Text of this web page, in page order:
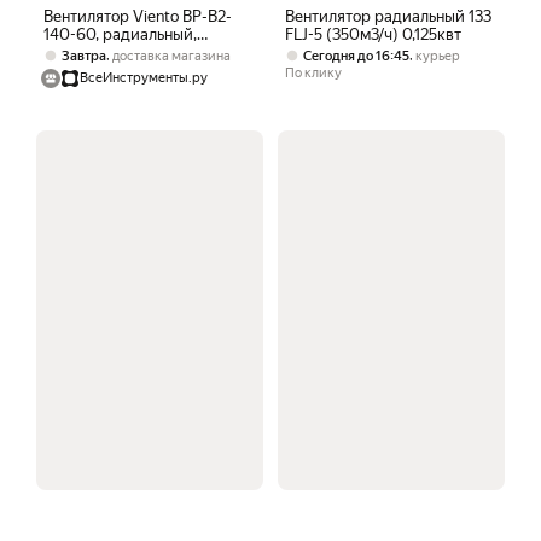
Вентилятор Viento ВР-В2-
140-60, радиальный,
однофазный двигатель,
белый
Завтра, доставка магазина
ВсеИнструменты.ру
Вентилятор радиальный 133
FLJ-5 (350м3/ч) 0,125квт
Сегодня до 16:45, курьер
По клику